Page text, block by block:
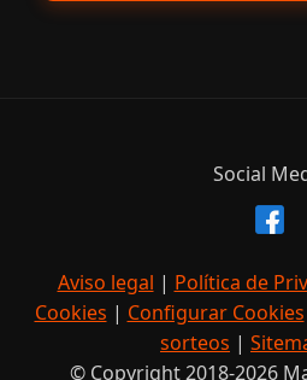
Social
Aviso legal | Política de
Cookies | Configurar Cookies
sorteos |
© Copyright 2018-2026